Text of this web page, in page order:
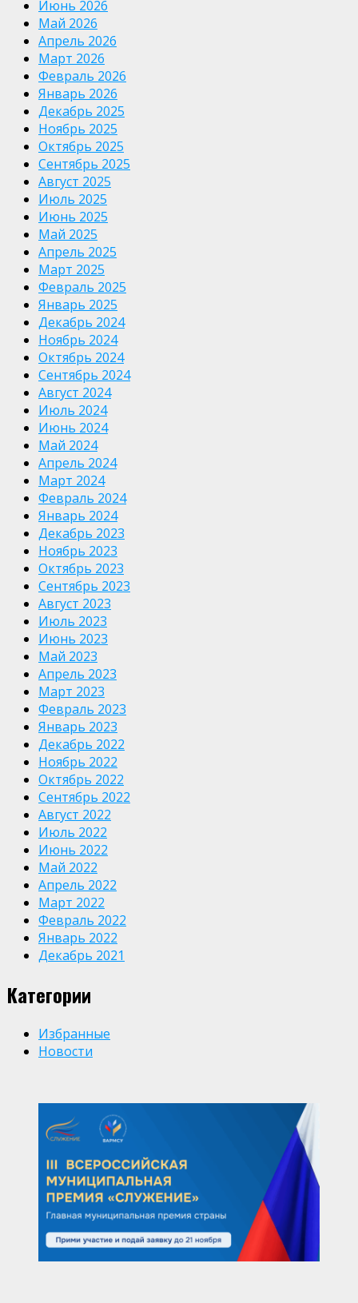
Июнь 2026
Май 2026
Апрель 2026
Март 2026
Февраль 2026
Январь 2026
Декабрь 2025
Ноябрь 2025
Октябрь 2025
Сентябрь 2025
Август 2025
Июль 2025
Июнь 2025
Май 2025
Апрель 2025
Март 2025
Февраль 2025
Январь 2025
Декабрь 2024
Ноябрь 2024
Октябрь 2024
Сентябрь 2024
Август 2024
Июль 2024
Июнь 2024
Май 2024
Апрель 2024
Март 2024
Февраль 2024
Январь 2024
Декабрь 2023
Ноябрь 2023
Октябрь 2023
Сентябрь 2023
Август 2023
Июль 2023
Июнь 2023
Май 2023
Апрель 2023
Март 2023
Февраль 2023
Январь 2023
Декабрь 2022
Ноябрь 2022
Октябрь 2022
Сентябрь 2022
Август 2022
Июль 2022
Июнь 2022
Май 2022
Апрель 2022
Март 2022
Февраль 2022
Январь 2022
Декабрь 2021
Категории
Избранные
Новости